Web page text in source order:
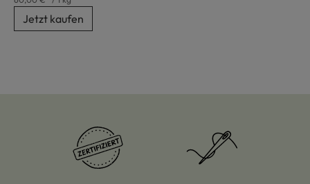
Jetzt kaufen